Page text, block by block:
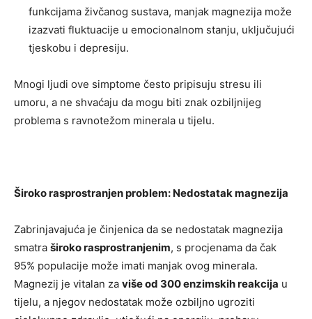
funkcijama živčanog sustava, manjak magnezija može
izazvati fluktuacije u emocionalnom stanju, uključujući
tjeskobu i depresiju.
Mnogi ljudi ove simptome često pripisuju stresu ili
umoru, a ne shvaćaju da mogu biti znak ozbiljnijeg
problema s ravnotežom minerala u tijelu.
Široko rasprostranjen problem: Nedostatak magnezija
Zabrinjavajuća je činjenica da se nedostatak magnezija
smatra široko rasprostranjenim, s procjenama da čak
95% populacije može imati manjak ovog minerala.
Magnezij je vitalan za više od 300 enzimskih reakcija u
tijelu, a njegov nedostatak može ozbiljno ugroziti